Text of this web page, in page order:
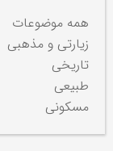
همه موضوعات
زیارتی و مذهبی
تاریخی
طبیعی
مسکونی